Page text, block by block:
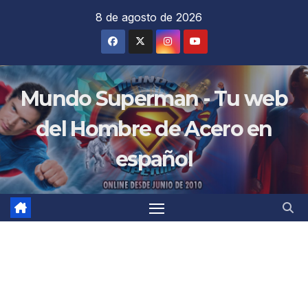
8 de agosto de 2026
Mundo Superman - Tu web
del Hombre de Acero en
español